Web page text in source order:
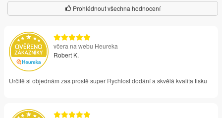
Prohlédnout všechna hodnocení
včera na webu Heureka
Robert K.
Určitě si objednám zas prostě super Rychlost dodání a skvělá kvalita tisku